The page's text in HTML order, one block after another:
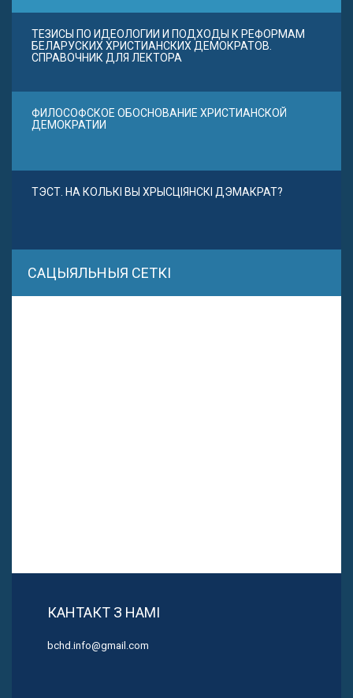
ТЕЗИСЫ ПО ИДЕОЛОГИИ И ПОДХОДЫ К РЕФОРМАМ
БЕЛАРУСКИХ ХРИСТИАНСКИХ ДЕМОКРАТОВ.
СПРАВОЧНИК ДЛЯ ЛЕКТОРА
ФИЛОСОФСКОЕ ОБОСНОВАНИЕ ХРИСТИАНСКОЙ
ДЕМОКРАТИИ
ТЭСТ. НА КОЛЬКІ ВЫ ХРЫСЦІЯНСКІ ДЭМАКРАТ?
САЦЫЯЛЬНЫЯ СЕТКІ
КАНТАКТ З НАМІ
bchd.info@gmail.com